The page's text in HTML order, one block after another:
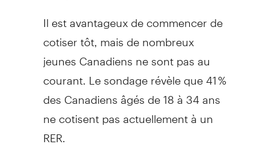
Il est avantageux de commencer de
cotiser tôt, mais de nombreux
jeunes Canadiens ne sont pas au
courant. Le sondage révèle que 41 %
des Canadiens âgés de 18 à 34 ans
ne cotisent pas actuellement à un
RER.